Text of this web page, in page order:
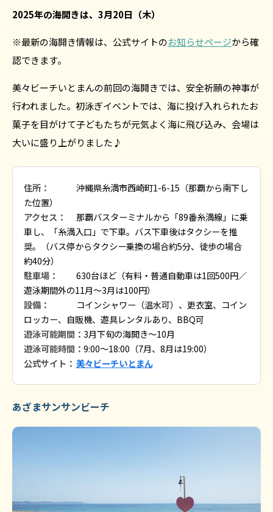
2025年の海開きは、3月20日（木）
※最新の海開き情報は、公式サイトのお知らせページから確
認できます。
美々ビーチいとまんの前回の海開きでは、安全祈願の神事が
行われました。初泳ぎイベントでは、海に投げ入れられたお
菓子を目がけて子どもたちが元気よく海に飛び込み、会場は
大いに盛り上がりました♪
住所：
沖縄県糸満市西崎町1-6-15（那覇から南下し
た位置）
アクセス：
那覇バスターミナルから「89番糸満線」に乗
車し、「糸満入口」で下車。バス下車後はタクシーを推
奨。（バス停からタクシー乗換の場合約5分、徒歩の場合
約40分）
駐車場：
630台ほど（有料・普通自動車は1回500円／
遊泳期間外の11月～3月は100円）
設備：
コインシャワー（温水可）、更衣室、コイン
ロッカー、自販機、遊具レンタルあり、BBQ可
遊泳可能期間： 3月下旬の海開き〜10月
遊泳可能時間： 9:00～18:00（7月、8月は19:00）
公式サイト： 美々ビーチいとまん
あざまサンサンビーチ